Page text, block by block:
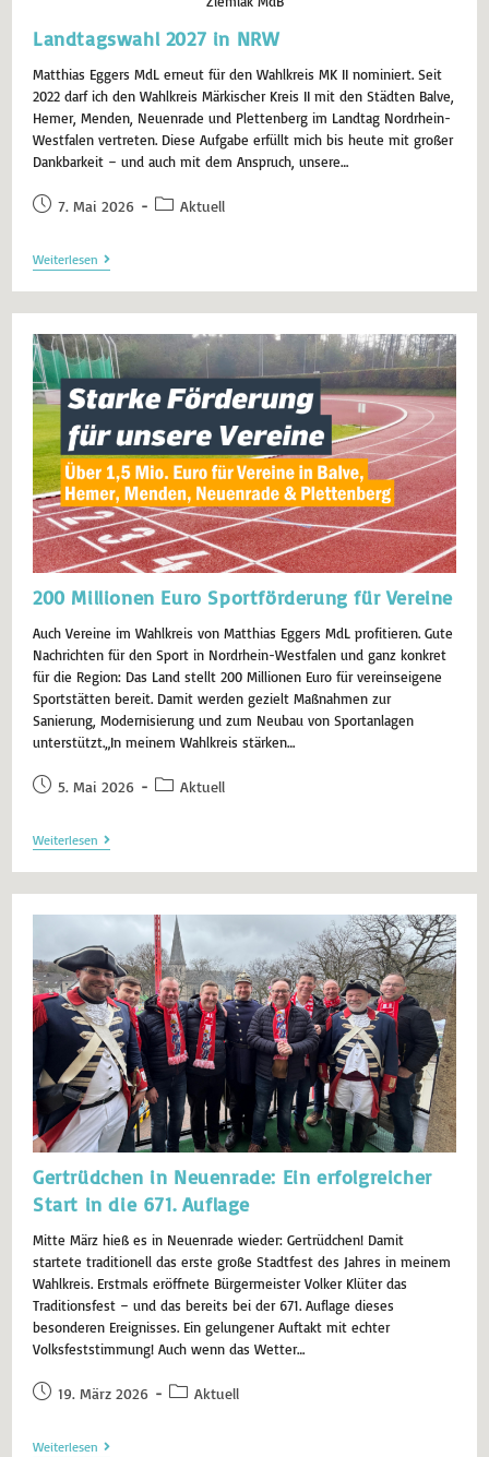
Landtagswahl 2027 in NRW
Matthias Eggers MdL erneut für den Wahlkreis MK II nominiert. Seit
2022 darf ich den Wahlkreis Märkischer Kreis II mit den Städten Balve,
Hemer, Menden, Neuenrade und Plettenberg im Landtag Nordrhein-
Westfalen vertreten. Diese Aufgabe erfüllt mich bis heute mit großer
Dankbarkeit – und auch mit dem Anspruch, unsere…
7. Mai 2026 Aktuell
Weiterlesen
200 Millionen Euro Sportförderung für Vereine
Auch Vereine im Wahlkreis von Matthias Eggers MdL profitieren. Gute
Nachrichten für den Sport in Nordrhein-Westfalen und ganz konkret
für die Region: Das Land stellt 200 Millionen Euro für vereinseigene
Sportstätten bereit. Damit werden gezielt Maßnahmen zur
Sanierung, Modernisierung und zum Neubau von Sportanlagen
unterstützt.„In meinem Wahlkreis stärken…
5. Mai 2026 Aktuell
Weiterlesen
Gertrüdchen in Neuenrade: Ein erfolgreicher
Start in die 671. Auflage
Mitte März hieß es in Neuenrade wieder: Gertrüdchen! Damit
startete traditionell das erste große Stadtfest des Jahres in meinem
Wahlkreis. Erstmals eröffnete Bürgermeister Volker Klüter das
Traditionsfest – und das bereits bei der 671. Auflage dieses
besonderen Ereignisses. Ein gelungener Auftakt mit echter
Volksfeststimmung! Auch wenn das Wetter…
19. März 2026 Aktuell
Weiterlesen